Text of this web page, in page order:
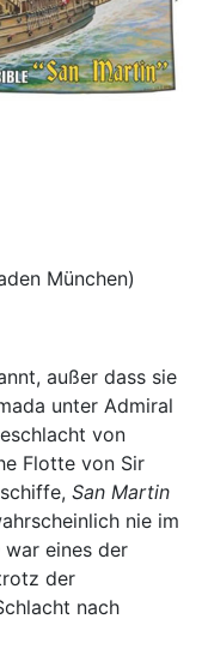
München)
außer dass sie
unter Admiral
von
Flotte von Sir
San Martin
nie im
war eines der
der
nach